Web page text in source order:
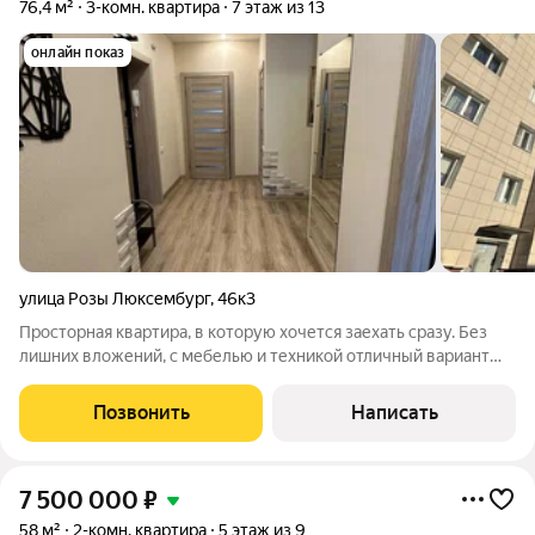
76,4 м² 3-комн. квартира 7 этаж из 13
онлайн показ
улица Розы Люксембург,46к3
Просторная квартира, в которую хочется заехать сразу. Без
лишних вложений, с мебелью и техникой отличный вариант
Архангельск Современный 13-этажный дом 2009 годаПозвонить Написать
7 500 000 ₽
58 м² 2-комн. квартира 5 этаж из 9